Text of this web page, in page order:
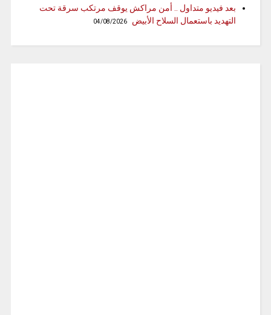
بعد فيديو متداول .. أمن مراكش يوقف مرتكب سرقة تحت
التهديد باستعمال السلاح الأبيض
04/08/2026